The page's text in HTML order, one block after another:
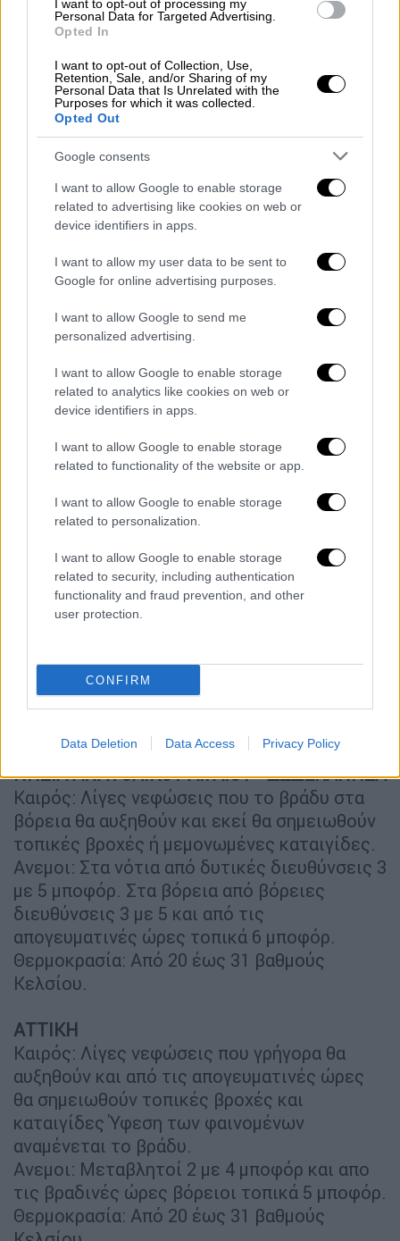
I want to opt-out of processing my
Personal Data for Targeted Advertising.
Opted In
I want to opt-out of Collection, Use,
Retention, Sale, and/or Sharing of my
Personal Data that Is Unrelated with the
Purposes for which it was collected.
Opted Out
Google consents
I want to allow Google to enable storage
related to advertising like cookies on web or
device identifiers in apps.
I want to allow my user data to be sent to
Google for online advertising purposes.
I want to allow Google to send me
personalized advertising.
I want to allow Google to enable storage
related to analytics like cookies on web or
device identifiers in apps.
I want to allow Google to enable storage
related to functionality of the website or app.
I want to allow Google to enable storage
related to personalization.
I want to allow Google to enable storage
related to security, including authentication
functionality and fraud prevention, and other
user protection.
CONFIRM
Data Deletion Data Access Privacy Policy
Ήπειρο τοπικά ισχυρές. Τις βραδινές ώρες
τα φαινόμενα θα σταματήσουν.
από τις μεσημβρινές ώρες στο βόρειο Ιόνιο
τοπικά 6 μποφόρ.
Θερμοκρασία: Από 17 έως 29 βαθμούς
Κελσίου. Στο εσωτερικό της Ηπείρου 2 με 3
βαθμούς χαμηλότερη.
ΘΕΣΣΑΛΙΑ, ΑΝΑΤΟΛΙΚΗ ΣΤΕΡΕΑ, ΕΥΒΟΙΑ,
ΑΝΑΤΟΛΙΚΗ ΠΕΛΟΠΟΝΝΗΣΟΣ
Καιρός: Λίγες νεφώσεις που βαθμιαία θα
αυξηθούν και από τις μεσημβρινές ώρες θα
σημειωθούν τοπικές βροχές και σποραδικές
καταιγίδες, που θα είναι τοπικά ισχυρές στη
Εύβοια. Τις βραδινές ώρες τα φαινόμενα θα
εξασθενήσουν στις περισσότερες περιοχές
Ανεμοι: Αρχικά μεταβλητοί 2 με 4 μποφόρ
και από το απόγευμα από βόρειες
διευθύνσεις στα βόρεια τμήματα τοπικά 5
μποφόρ.
Κελσίου.
ΚΥΚΛΑΔΕΣ, ΚΡΗΤΗ
Θερμοκρασία: Από 21 έως 28, τοπικά στην
ΝΗΣΙΑ ΑΝΑΤΟΛΙΚΟΥ ΑΙΓΑΙΟΥ - ΔΩΔΕΚΑΝΗΣΑ
Καιρός: Λίγες νεφώσεις που το βράδυ στα
βόρεια θα αυξηθούν και εκεί θα σημειωθούν
τοπικές βροχές ή μεμονωμένες καταιγίδες.
Ανεμοι: Στα νότια από δυτικές διευθύνσεις 3
με 5 μποφόρ. Στα βόρεια από βόρειες
διευθύνσεις 3 με 5 και από τις
απογευματινές ώρες τοπικά 6 μποφόρ.
Θερμοκρασία: Από 20 έως 31 βαθμούς
Κελσίου.
ΑΤΤΙΚΗ
Καιρός: Λίγες νεφώσεις που γρήγορα θα
αυξηθούν και από τις απογευματινές ώρες
θα σημειωθούν τοπικές βροχές και
καταιγίδες Ύφεση των φαινομένων
αναμένεται το βράδυ.
Ανεμοι: Μεταβλητοί 2 με 4 μποφόρ και απο
τις βραδινές ώρες βόρειοι τοπικά 5 μποφόρ.
Θερμοκρασία: Από 20 έως 31 βαθμούς